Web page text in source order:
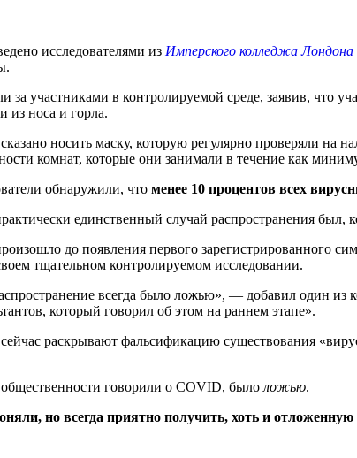
исследователями из Имперского колледжа Лондона
за участниками в контролируемой среде, заявив, что
из носа и горла.
носить маску, которую регулярно проверяли на
комнат, которые они занимали в течение как
обнаружили, что менее 10 процентов всех
единственный случай распространения
до появления первого зарегистрированного
тщательном контролируемом исследовании.
всегда было ложью», — добавил один из
который говорил об этом на раннем этапе».
раскрывают фальсификацию существования
говорили о COVID, было ложью.
но всегда приятно получить, хоть и